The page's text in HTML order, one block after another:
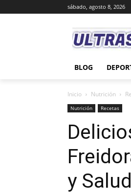
sábado, agosto 8, 2026
BLOG
Inicio Nutrición
Nutrición Recetas
y